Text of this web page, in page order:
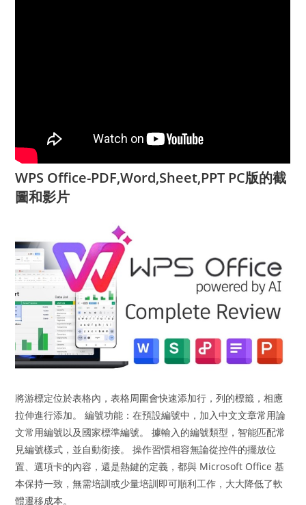
WPS Office-PDF,Word,Sheet,PPT PC版的截
圖和影片
將游標定位於表格內，表格周圍會快速添加行，列的標籤，相應
拉伸進行添加。 編號功能：在預設編號中，加入中文文章常用論
文常用編號以及國家標準編號。 據輸入的編號類型，智能匹配常
見編號樣式，並自動銜接。 操作習慣相容無論從控件的擺放位
置、選項卡的內容，還是熱鍵的定義，都與 Microsoft Office 基
本保持一致，無需培訓或少量培訓即可順利工作，大大降低了軟
體遷移成本。